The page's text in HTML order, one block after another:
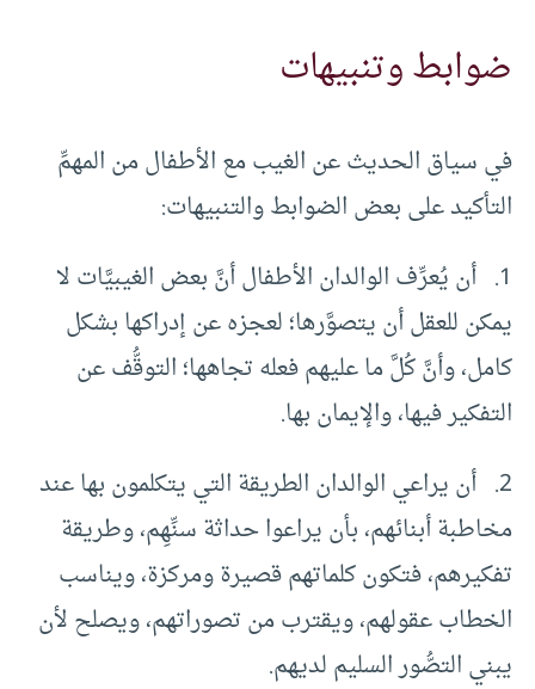
ضوابط وتنبيهات
في سياق الحديث عن الغيب مع الأطفال من المهمِّ
التأكيد على بعض الضوابط والتنبيهات:
1. أن يُعرِّف الوالدان الأطفال أنَّ بعض الغيبيَّات لا
يمكن للعقل أن يتصوَّرها؛ لعجزه عن إدراكها بشكل
كامل، وأنَّ كُلَّ ما عليهم فعله تجاهها؛ التوقُّف عن
التفكير فيها، والإيمان بها.
2. أن يراعي الوالدان الطريقة التي يتكلمون بها عند
مخاطبة أبنائهم، بأن يراعوا حداثة سنِّهِم، وطريقة
تفكيرهم، فتكون كلماتهم قصيرة ومركزة، ويناسب
الخطاب عقولهم، ويقترب من تصوراتهم، ويصلح لأن
يبني التصُّور السليم لديهم.